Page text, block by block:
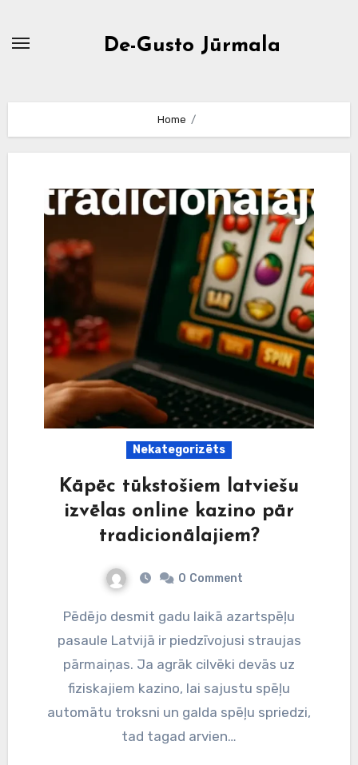
De-Gusto Jūrmala
Home
Nekategorizēts
Kāpēc tūkstošiem latviešu
izvēlas online kazino pār
tradicionālajiem?
0 Comment
Pēdējo desmit gadu laikā azartspēļu
pasaule Latvijā ir piedzīvojusi straujas
pārmaiņas. Ja agrāk cilvēki devās uz
fiziskajiem kazino, lai sajustu spēļu
automātu troksni un galda spēļu spriedzi,
tad tagad arvien…